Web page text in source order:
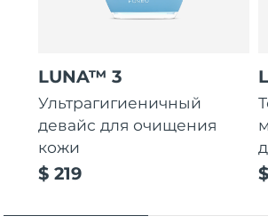
LUNA™ 3
Ультрагигиеничный
девайс для очищения
кожи
$ 219